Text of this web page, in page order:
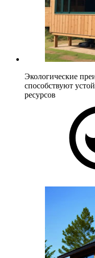
Экологические
способствуют
ресурсов